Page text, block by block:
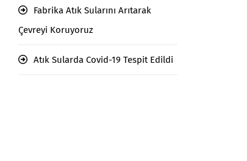
Fabrika Atık Sularını Arıtarak
Çevreyi Koruyoruz
Atık Sularda Covid-19 Tespit Edildi